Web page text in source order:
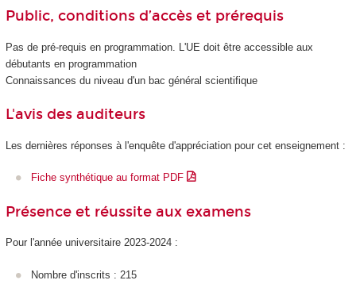
Public, conditions d’accès et prérequis
Pas de pré-requis en programmation. L'UE doit être accessible aux
débutants en programmation
Connaissances du niveau d'un bac général scientifique
L'avis des auditeurs
Les dernières réponses à l'enquête d'appréciation pour cet enseignement :
Fiche synthétique au format PDF
Présence et réussite aux examens
Pour l'année universitaire 2023-2024 :
Nombre d'inscrits : 215